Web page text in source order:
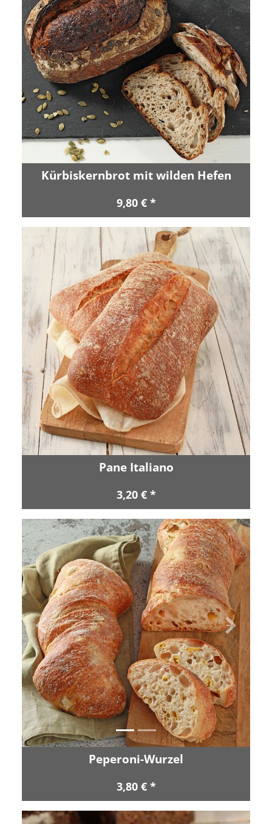
Kürbiskernbrot mit wilden Hefen
9,80 € *
Pane Italiano
3,20 € *
Zurück Vor
Peperoni-Wurzel
3,80 € *